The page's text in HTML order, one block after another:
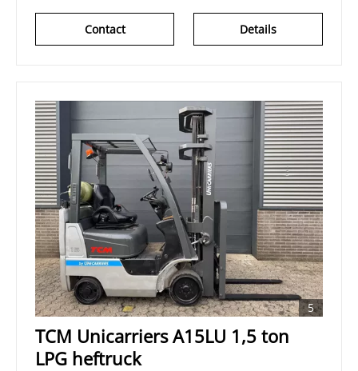
Details
Contact
5
TCM Unicarriers A15LU 1,5 ton
LPG heftruck